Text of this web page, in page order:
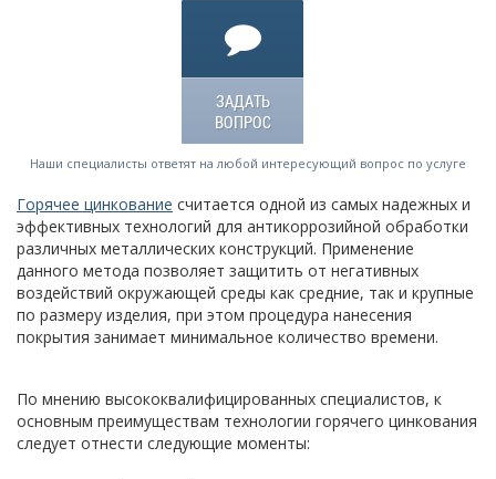
ЗАДАТЬ
ВОПРОС
Наши специалисты ответят на любой интересующий вопрос по услуге
Горячее цинкование считается одной из самых надежных и
эффективных технологий для антикоррозийной обработки
различных металлических конструкций. Применение
данного метода позволяет защитить от негативных
воздействий окружающей среды как средние, так и крупные
по размеру изделия, при этом процедура нанесения
покрытия занимает минимальное количество времени.
По мнению высококвалифицированных специалистов, к
основным преимуществам технологии горячего цинкования
следует отнести следующие моменты: